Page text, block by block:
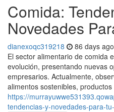
Comida:
Novedades
dianexoqc319218 86 days ago
El sector alimentario de comida
evolución, presentando nuevas
empresarios. Actualmente,
alimentos sostenibles, productos
https://
tendencias-y-novedades-para-